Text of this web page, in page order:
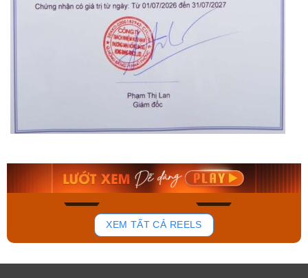
135
Orient Nam RA-
Mua ngay
Casio Nam MTS-
Mua ngay
XEM TẤT CẢ REELS